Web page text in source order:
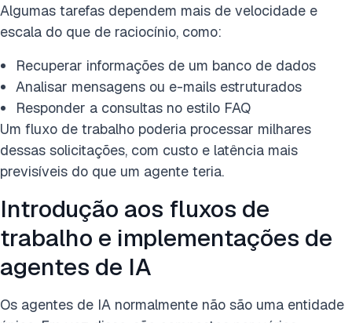
Algumas tarefas dependem mais de velocidade e
escala do que de raciocínio, como:
Recuperar informações de um banco de dados
Analisar mensagens ou e-mails estruturados
Responder a consultas no estilo FAQ
Um fluxo de trabalho poderia processar milhares
dessas solicitações, com custo e latência mais
previsíveis do que um agente teria.
Introdução aos fluxos de
trabalho e implementações de
agentes de IA
Os agentes de IA normalmente não são uma entidade